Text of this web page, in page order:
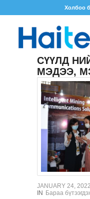
Холбоо
СҮҮЛД
МЭДЭЭ,
JANUARY 24, 2022
IN
Бараа